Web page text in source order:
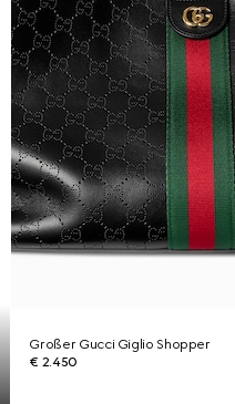
Großer Gucci Giglio Shopper
€ 2.450